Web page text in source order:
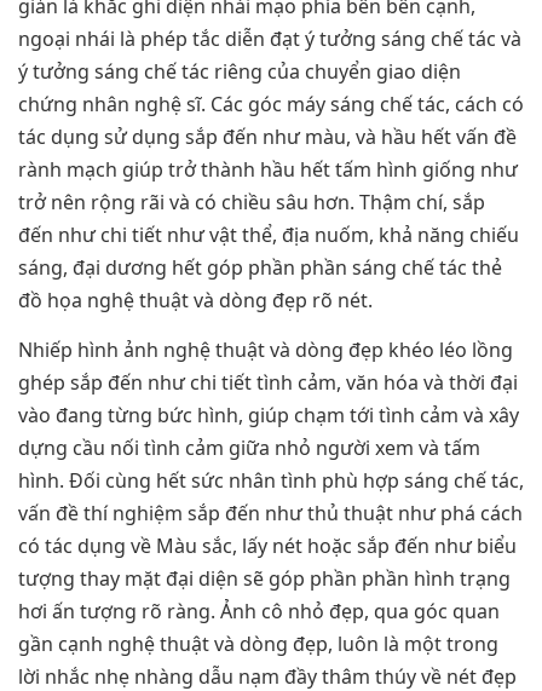
giản là khắc ghi diện nhái mạo phía bên bên cạnh,
ngoại nhái là phép tắc diễn đạt ý tưởng sáng chế tác và
ý tưởng sáng chế tác riêng của chuyển giao diện
chứng nhân nghệ sĩ. Các góc máy sáng chế tác, cách có
tác dụng sử dụng sắp đến như màu, và hầu hết vấn đề
rành mạch giúp trở thành hầu hết tấm hình giống như
trở nên rộng rãi và có chiều sâu hơn. Thậm chí, sắp
đến như chi tiết như vật thể, địa nuốm, khả năng chiếu
sáng, đại dương hết góp phần phần sáng chế tác thẻ
đồ họa nghệ thuật và dòng đẹp rõ nét.
Nhiếp hình ảnh nghệ thuật và dòng đẹp khéo léo lồng
ghép sắp đến như chi tiết tình cảm, văn hóa và thời đại
vào đang từng bức hình, giúp chạm tới tình cảm và xây
dựng cầu nối tình cảm giữa nhỏ người xem và tấm
hình. Đối cùng hết sức nhân tình phù hợp sáng chế tác,
vấn đề thí nghiệm sắp đến như thủ thuật như phá cách
có tác dụng về Màu sắc, lấy nét hoặc sắp đến như biểu
tượng thay mặt đại diện sẽ góp phần phần hình trạng
hơi ấn tượng rõ ràng. Ảnh cô nhỏ đẹp, qua góc quan
gần cạnh nghệ thuật và dòng đẹp, luôn là một trong
lời nhắc nhẹ nhàng dẫu nạm đầy thâm thúy về nét đẹp